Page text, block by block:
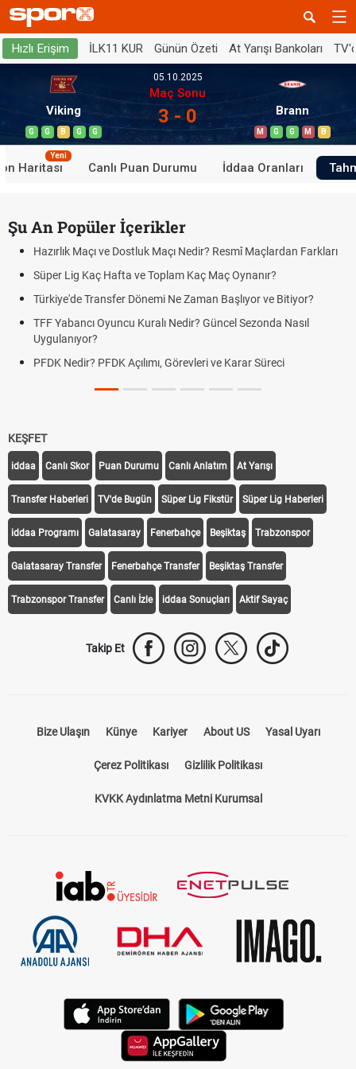
Hızlı Erişim İLK11 KUR Günün Özeti At Yarışı Bankoları
Viking
G G B G G
05.10.2025
Maç Sonu
3 - 0 Brann
M G G M B
Haritası
Yeni
Canlı Puan Durumu İddaa Oranları
Şu An Popüler İçerikler
Hazırlık Maçı ve Dostluk Maçı Nedir? Resmî Maçlardan Farkları
Süper Lig Kaç Hafta ve Toplam Kaç Maç Oynanır?
Türkiye'de Transfer Dönemi Ne Zaman Başlıyor ve Bitiyor?
TFF Yabancı Oyuncu Kuralı Nedir? Güncel Sezonda Nasıl
Uygulanıyor?
PFDK Nedir? PFDK Açılımı, Görevleri ve Karar Süreci
KEŞFET
iddaa Canlı Skor Puan Durumu Canlı Anlatım At Yarışı
Transfer Haberleri TV'de Bugün Süper Lig Fikstür Süper Lig Haberleri
iddaa Programı Galatasaray Fenerbahçe Beşiktaş Trabzonspor
Galatasaray Transfer Fenerbahçe Transfer Beşiktaş Transfer
Trabzonspor Transfer Canlı İzle iddaa Sonuçları Aktif Sayaç
Takip Et
Bize Ulaşın Künye Kariyer About US Yasal Uyarı
Çerez Politikası Gizlilik Politikası
KVKK Aydınlatma Metni Kurumsal